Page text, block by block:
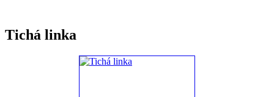
Tichá linka